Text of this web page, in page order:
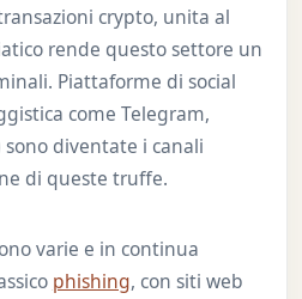
crypto, unita al
rende questo settore un
Piattaforme di social
come Telegram,
sono diventate i canali
di queste truffe.
varie e in continua
phishing, con siti web